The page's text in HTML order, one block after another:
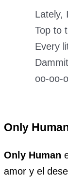
Lately,
Top to
Every
oo-oo-
Only
Only Human
amor y el